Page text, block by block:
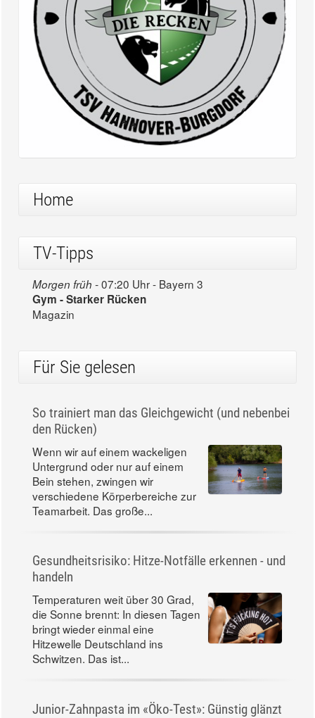
Home
TV-Tipps
Morgen früh -07:20 Uhr - Bayern 3
Gym - Starker Rücken
Magazin
Für Sie gelesen
So trainiert man das Gleichgewicht (und nebenbei
den Rücken)
Wenn wir auf einem wackeligen
Untergrund oder nur auf einem
Bein stehen, zwingen wir
verschiedene Körperbereiche zur
Teamarbeit. Das große...
Gesundheitsrisiko: Hitze-Notfälle erkennen - und
handeln
Temperaturen weit über 30 Grad,
die Sonne brennt: In diesen Tagen
bringt wieder einmal eine
Hitzewelle Deutschland ins
Schwitzen. Das ist...
Junior-Zahnpasta im «Öko-Test»: Günstig glänzt